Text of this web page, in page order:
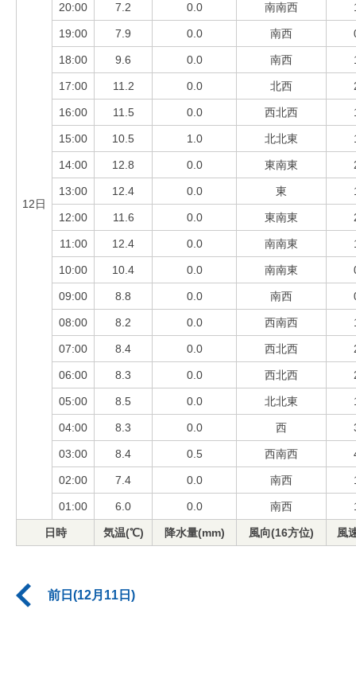
12日
20:00 7.2 0.0 南南西
19:00 7.9 0.0 南西
18:00 9.6 0.0 南西
17:00 11.2 0.0 北西
16:00 11.5 0.0 西北西
15:00 10.5 1.0 北北東
14:00 12.8 0.0 東南東
13:00 12.4 0.0 東
12:00 11.6 0.0 東南東
11:00 12.4 0.0 南南東
10:00 10.4 0.0 南南東
09:00 8.8 0.0 南西
08:00 8.2 0.0 西南西
07:00 8.4 0.0 西北西
06:00 8.3 0.0 西北西
05:00 8.5 0.0 北北東
04:00 8.3 0.0 西
03:00 8.4 0.5 西南西
02:00 7.4 0.0 南西
01:00 6.0 0.0 南西
日時 気温(℃) 降水量(mm) 風向(16方位) 風
前日(12月11日)